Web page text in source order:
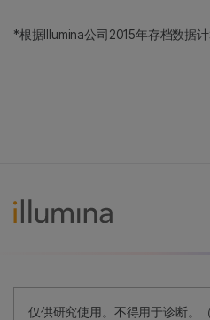
*根据Illumina公司2015年存档数据
仅供研究使用。不得用于诊断。